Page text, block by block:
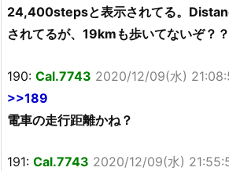
24,400stepsと表示されてる。
されてるが、19kmも歩いてないぞ？？
190: Cal.7743 2020/12/09(水)
>>189
電車の走行距離かね？
191: Cal.7743 2020/12/09(水)